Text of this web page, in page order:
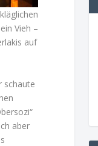
Vieh –
auf
schaute
aber